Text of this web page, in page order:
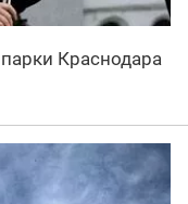
Краснодара